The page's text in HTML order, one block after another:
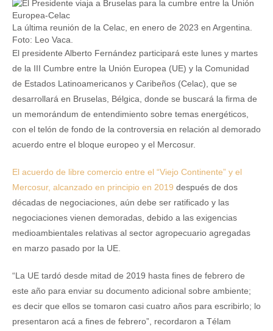
La última reunión de la Celac, en enero de 2023 en Argentina.
Foto: Leo Vaca.
El presidente Alberto Fernández participará este lunes y martes
de la III Cumbre entre la Unión Europea (UE) y la Comunidad
de Estados Latinoamericanos y Caribeños (Celac), que se
desarrollará en Bruselas, Bélgica, donde se buscará la firma de
un memorándum de entendimiento sobre temas energéticos,
con el telón de fondo de la controversia en relación al demorado
acuerdo entre el bloque europeo y el Mercosur.
El acuerdo de libre comercio entre el “Viejo Continente” y el
Mercosur, alcanzado en principio en 2019 después de dos
décadas de negociaciones, aún debe ser ratificado y las
negociaciones vienen demoradas, debido a las exigencias
medioambientales relativas al sector agropecuario agregadas
en marzo pasado por la UE.
“La UE tardó desde mitad de 2019 hasta fines de febrero de
este año para enviar su documento adicional sobre ambiente;
es decir que ellos se tomaron casi cuatro años para escribirlo; lo
presentaron acá a fines de febrero”, recordaron a Télam